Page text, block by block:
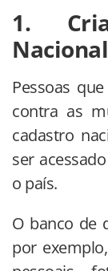
1.
Pessoas
contra as
cadastro
ser
o país.
O banco de
por